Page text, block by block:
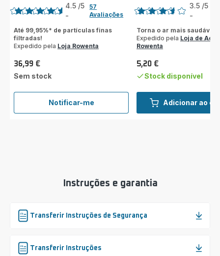
Notificar-me
Filtro
de
4.5 /5
-
57
Avaliações
Até 99,95%* de partículas finas
filtradas!
Expedido pela Loja Rowenta
Preço
36,99 €
Sem stock
Adicionar ao
3.5 /5
-
Torna o ar mais saudável
Expedido pela Loja de
Rowenta
Preço
5,20 €
Stock disponível
Instruções e garantia
Transferir Instruções de Segurança
Transferir Instruções